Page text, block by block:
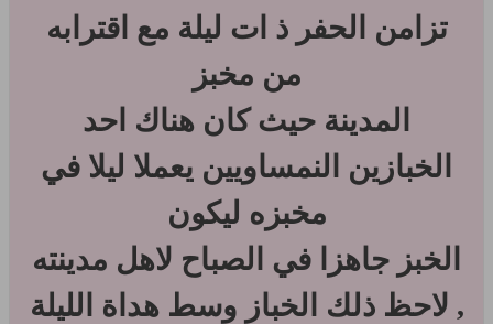
تزامن الحفر ذ ات ليلة مع اقترابه
من مخبز
المدينة حيث كان هناك احد
الخبازين النمساويين يعملا ليلا في
مخبزه ليكون
الخبز جاهزا في الصباح لاهل مدينته
, لاحظ ذلك الخباز وسط هداة الليلة